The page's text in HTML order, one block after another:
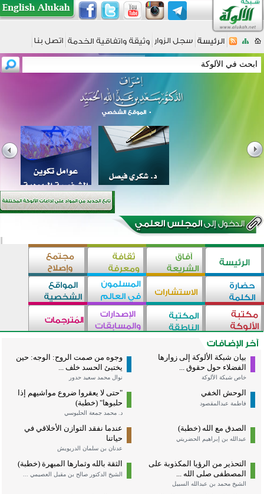
بيان شبكة الألوكة إلى زوارها
الفضلاء حول حقوق ...
خاص شبكة الألوكة
وجوه من صمت الروح: الوجه: حين
يختبئ الحسد خلف ...
نوال محمد سعيد حدور
الوحش الخفي
فاطمة عبدالمقصود
"حتى لا يعقروا ضروع مواشيهم إذا
حلبوها" (خطبة)
د. محمد جمعة الحلبوسي
الصدق مع الله (خطبة)
عبدالله بن إبراهيم الحضريتي
عندما نفقد التوازن الأخلاقي في
حياتنا
عدنان بن سلمان الدريويش
التحذير من الرؤيا المكذوبة على
المصطفى صلى الله ...
الشيخ محمد بن عبدالله السبيل
الثقة بالله وثمارها المبهرة (خطبة)
الشيخ الدكتور صالح بن مقبل العصيمي ...